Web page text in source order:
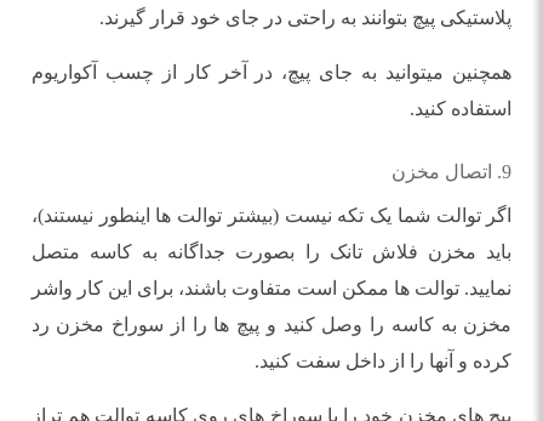
پلاستیکی پیچ بتوانند به راحتی در جای خود قرار گیرند.
همچنین میتوانید به جای پیچ، در آخر کار از چسب آکواریوم
استفاده کنید.
9. اتصال مخزن
اگر توالت شما یک تکه نیست (بیشتر توالت ها اینطور نیستند)،
باید مخزن فلاش تانک را بصورت جداگانه به کاسه متصل
نمایید. توالت ها ممکن است متفاوت باشند، برای این کار واشر
مخزن به کاسه را وصل کنید و پیچ ها را از سوراخ مخزن رد
کرده و آنها را از داخل سفت کنید.
پیچ های مخزن خود را با سوراخ های روی کاسه توالت هم تراز